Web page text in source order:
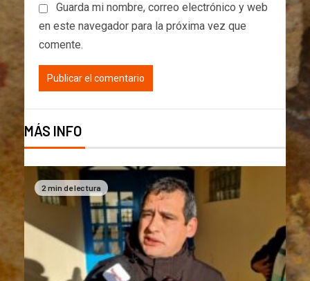
Guarda mi nombre, correo electrónico y web
en este navegador para la próxima vez que
comente.
MÁS INFO
2 min de lectura